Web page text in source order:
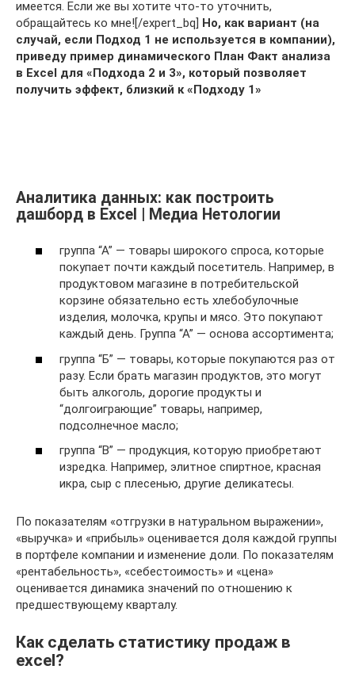
имеется. Если же вы хотите что-то уточнить,
обращайтесь ко мне![/expert_bq]
Но, как вариант (на
случай, если Подход 1 не используется в компании),
приведу пример динамического План Факт анализа
в Excel для «Подхода 2 и 3», который позволяет
получить эффект, близкий к «Подходу 1»
Аналитика данных: как построить
дашборд в Excel | Медиа Нетологии
группа “А” — товары широкого спроса, которые
покупает почти каждый посетитель. Например, в
продуктовом магазине в потребительской
корзине обязательно есть хлебобулочные
изделия, молочка, крупы и мясо. Это покупают
каждый день. Группа “А” — основа ассортимента;
группа “Б” — товары, которые покупаются раз от
разу. Если брать магазин продуктов, это могут
быть алкоголь, дорогие продукты и
“долгоиграющие” товары, например,
подсолнечное масло;
группа “В” — продукция, которую приобретают
изредка. Например, элитное спиртное, красная
икра, сыр с плесенью, другие деликатесы.
По показателям «отгрузки в натуральном выражении»,
«выручка» и «прибыль» оценивается доля каждой группы
в портфеле компании и изменение доли. По показателям
«рентабельность», «себестоимость» и «цена»
оценивается динамика значений по отношению к
предшествующему кварталу.
Как сделать статистику продаж в
excel?